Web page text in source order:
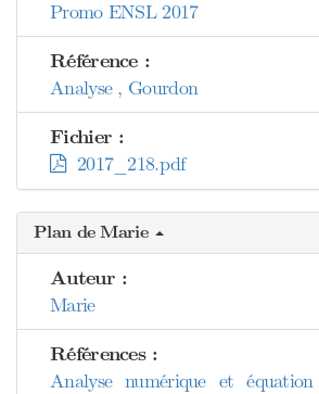
Promo ENSL 2017
Référence :
Analyse , Gourdon
Fichier :
2017_218.pdf
Plan de Marie
Auteur :
Marie
Références :
Analyse numérique et